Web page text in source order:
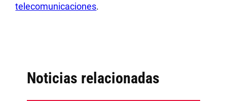
telecomunicaciones.
Noticias relacionadas